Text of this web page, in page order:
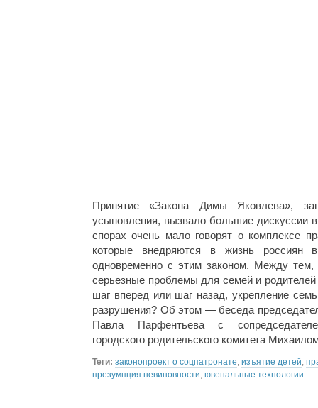
Принятие «Закона Димы Яковлева»,
усыновления, вызвало большие дискуссии
спорах очень мало говорят о комплексе
которые внедряются в жизнь россиян
одновременно с этим законом. Между тем,
серьезные проблемы для семей и
шаг вперед или шаг назад, укрепление
разрушения? Об этом — беседа
Павла Парфентьева с
городского родительского комитета
Теги: законопроект о соцпатронате, изъятие детей,
презумпция невиновности, ювенальные технологии